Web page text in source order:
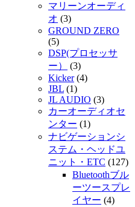
マリーンオーディ
オ (3)
GROUND ZERO
(5)
DSP(プロセッサ
ー）
(3)
Kicker(4)
JBL (1)
JL AUDIO (3)
カーオーディオセ
ンター (1)
ナビゲーションシ
ステム・ヘッドユ
ニット・ETC (127)
Bluetoothブル
ーツースプレ
イヤー (4)